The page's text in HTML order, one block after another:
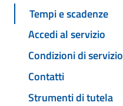
Tempi e scadenze
Accedi al servizio
Condizioni di servizio
Contatti
Strumenti di tutela